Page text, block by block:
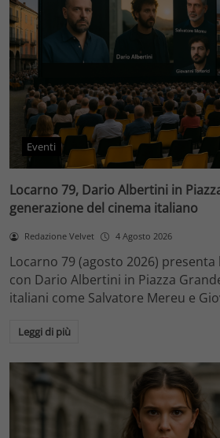
Eventi
Locarno 79, Dario Albertini in
generazione del cinema italiano
Redazione Velvet 4 Agosto 2026
Locarno 79 (agosto 2026)
con Dario Albertini in Piazza
italiani come Salvatore Mereu e
Leggi di più